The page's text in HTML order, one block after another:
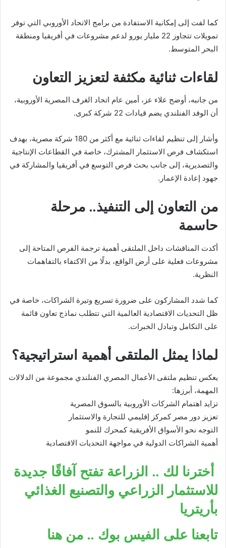
كما لفت إلى إمكانية الاستفادة من برامج الاتحاد الأوروبي التي توفر
تمويلات تتجاوز 22 مليار يورو لدعم مشروعات في أفريقيا ومنطقة
البحر المتوسط.
لقاءات ثنائية مكثفة لتعزيز التعاون
من جانبه، أوضح علاء عز ، أمين عام اتحاد الغرف المصرية الأوروبية،
أن الوفد الفنلندي يضم قيادات 22 شركة كبرى.
وأشار إلى تنظيم لقاءات ثنائية مع أكثر من 180 شركة مصرية، بهدف
استكشاف فرص الاستثمار المشترك، خاصة في القطاعات الإنتاجية
والتصديرية، إلى جانب بحث فرص التوسع في أفريقيا والمشاركة في
جهود إعادة الإعمار.
من التعاون إلى التنفيذ.. مرحلة
حاسمة
أكدت المناقشات داخل الملتقى أهمية ترجمة الفرص المتاحة إلى
مشروعات فعلية على أرض الواقع، بدلًا من الاكتفاء بالتفاهمات
النظرية.
كما شدد المشاركون على ضرورة تسريع وتيرة الشراكات، خاصة في
ظل التحديات الاقتصادية العالمية التي تتطلب نماذج تعاون قائمة
على التكامل وتبادل الخبرات.
لماذا يمثل الملتقى أهمية استراتيجية؟
يعكس تنظيم ملتقى الأعمال المصري الفنلندي مجموعة من الدلالات
المهمة، أبرزها:
تزايد اهتمام الشركات الأوروبية بالسوق المصرية
تعزيز دور مصر كمركز إقليمي للتجارة والاستثمار
التوجه نحو الأسواق الأفريقية كمحرك للنمو
أهمية الشراكات الدولية في مواجهة التحديات الاقتصادية
أخترنا لك .. الزراعة تفتح آفاقًا جديدة
للاستثمار الزراعي والتصنيع الغذائي
بأريتريا
تابعنا على الفيس بوك .. من هنا